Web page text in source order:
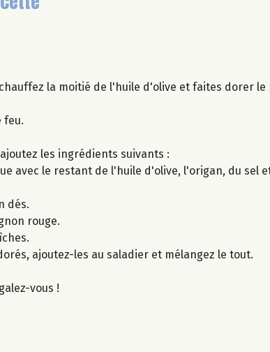
la moitié de l'huile d'olive et faites dorer
feu.
les ingrédients suivants :
avec le restant de l'huile d'olive, l'origan, du sel
dés.
rouge.
ajoutez-les au saladier et mélangez le tout.
vous !